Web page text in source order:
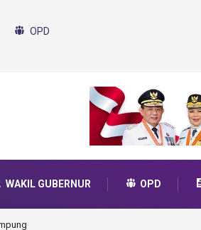
OPD
WAKIL GUBERNUR OPD
Transformasi 2025